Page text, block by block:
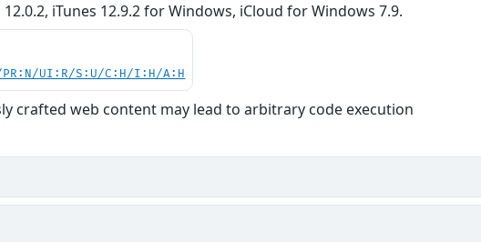
iTunes 12.9.2 for Windows, iCloud for Windows 7.9.
PR:N/UI:R/S:U/C:H/I:H/A:H
crafted web content may lead to arbitrary code execution